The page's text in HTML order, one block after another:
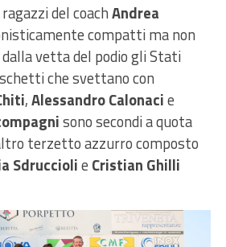
del coachAndrea
compatti ma non
vetta del podio gli Stati
che svettano con
,Alessandro Calonacie
sono secondi a quota
terzetto azzurro composto
Sdrucciolie Cristian Ghilli